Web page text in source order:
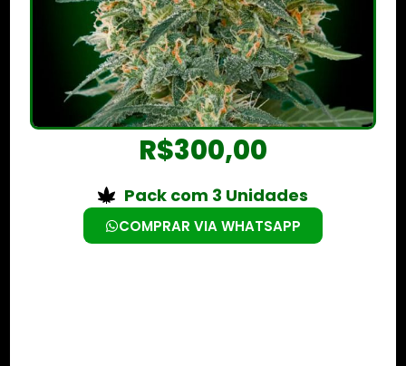
R$300,00
Pack com 3 Unidades
COMPRAR VIA WHATSAPP